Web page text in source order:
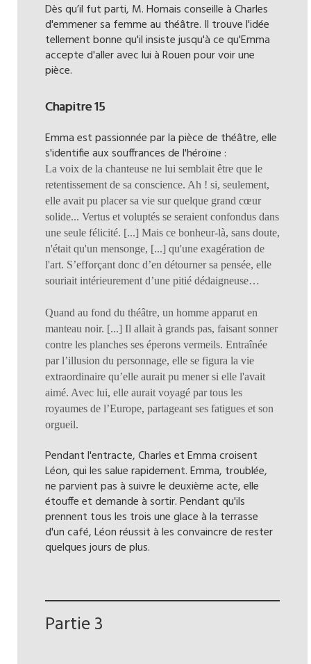
Dès qu’il fut parti, M. Homais conseille à Charles
d'emmener sa femme au théâtre. Il trouve l'idée
tellement bonne qu'il insiste jusqu'à ce qu'Emma
accepte d'aller avec lui à Rouen pour voir une
pièce.
Chapitre 15
Emma est passionnée par la pièce de théâtre, elle
s'identifie aux souffrances de l'héroïne :
La voix de la chanteuse ne lui semblait être que le
retentissement de sa conscience. Ah ! si, seulement,
elle avait pu placer sa vie sur quelque grand cœur
solide... Vertus et voluptés se seraient confondus dans
une seule félicité. [...] Mais ce bonheur-là, sans doute,
n'était qu'un mensonge, [...] qu'une exagération de
l'art. S’efforçant donc d’en détourner sa pensée, elle
souriait intérieurement d’une pitié dédaigneuse…
Quand au fond du théâtre, un homme apparut en
manteau noir. [...] Il allait à grands pas, faisant sonner
contre les planches ses éperons vermeils. Entraînée
par l’illusion du personnage, elle se figura la vie
extraordinaire qu’elle aurait pu mener si elle l'avait
aimé. Avec lui, elle aurait voyagé par tous les
royaumes de l’Europe, partageant ses fatigues et son
orgueil.
Pendant l'entracte, Charles et Emma croisent
Léon, qui les salue rapidement. Emma, troublée,
ne parvient pas à suivre le deuxième acte, elle
étouffe et demande à sortir. Pendant qu'ils
prennent tous les trois une glace à la terrasse
d'un café, Léon réussit à les convaincre de rester
quelques jours de plus.
Partie 3